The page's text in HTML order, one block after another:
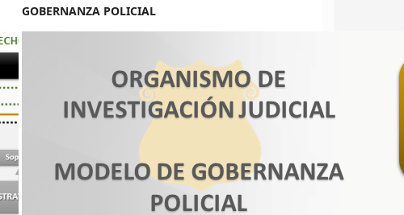
GOBERNANZA POLICIAL